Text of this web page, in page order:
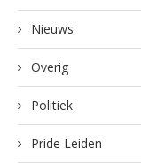
Nieuws
Overig
Politiek
Pride Leiden